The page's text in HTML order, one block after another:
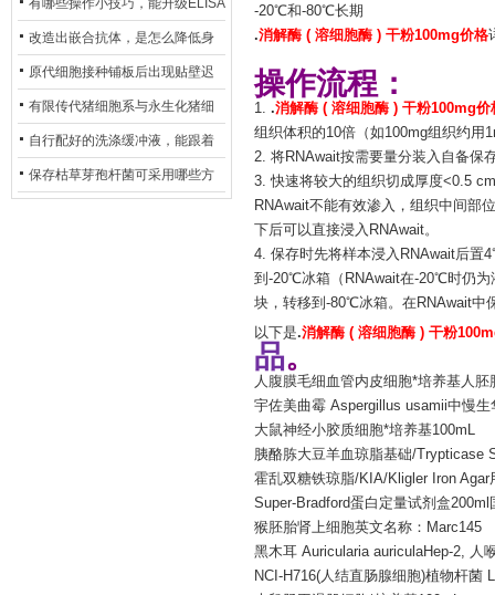
查？
有哪些操作小技巧，能升级ELISA
的LOD与LOQ性能？
改造出嵌合抗体，是怎么降低身
体生成抗鼠抗体（HAMA）的？
原代细胞接种铺板后出现贴壁迟
缓、悬浮细胞数量偏多的现象的
主要诱因
有限传代猪细胞系与永生化猪细
胞系，二者在增殖存活周期上有
什么区别？
自行配好的洗涤缓冲液，能跟着
试剂盒原装干粉放一处储存吗？
保存枯草芽孢杆菌可采用哪些方
-20℃和-80℃长期
.消解酶 ( 溶细胞酶 ) 干粉100mg价格
操作流程：
1. .消解酶 ( 溶细胞酶 ) 干粉100mg价
组织体积的10倍（如100mg组织约用
2. 将RNAwait按需要量分装入自备保
3. 快速将较大的组织切成厚度<0.5
RNAwait不能有效渗入，组织中间部
下后可以直接浸入RNAwait。
4. 保存时先将样本浸入RNAwait后置
到-20℃冰箱（RNAwait在-20℃时仍为
块，转移到-80℃冰箱。在RNAwait中
以下是.消解酶 ( 溶细胞酶 ) 干粉
品。
人腹膜毛细血管内皮细胞*培养基人
宇佐美曲霉 Aspergillus usamii中慢
大鼠神经小胶质细胞*培养基100mL
胰酪胨大豆羊血琼脂基础/Trypticase
霍乱双糖铁琼脂/KIA/Kligler Iron
Super-Bradford蛋白定量试剂盒200ml
猴胚胎肾上细胞英文名称：Marc145
黑木耳 Auricularia auriculaHep-2, 人
NCI-H716(人结直肠腺细胞)植物杆菌